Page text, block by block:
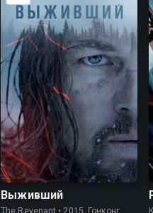
7.9 8.0
Выживший
The Revenant • 2015, Гонконг,